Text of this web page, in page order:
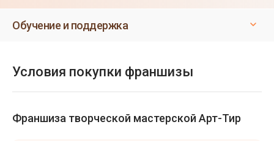
Обучение и поддержка
Условия покупки франшизы
Франшиза творческой мастерской Арт-Тир